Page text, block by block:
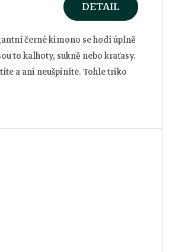
DETAIL
černé kimono se hodí úplně
to kalhoty, sukně nebo kraťasy.
a ani neušpiníte. Tohle triko